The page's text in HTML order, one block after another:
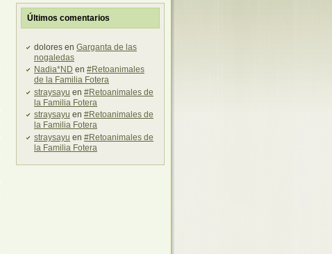
Últimos comentarios
dolores en Garganta de las
nogaledas
Nadia*ND en #Retoanimales
de la Familia Fotera
straysayu en #Retoanimales de
la Familia Fotera
straysayu en #Retoanimales de
la Familia Fotera
straysayu en #Retoanimales de
la Familia Fotera